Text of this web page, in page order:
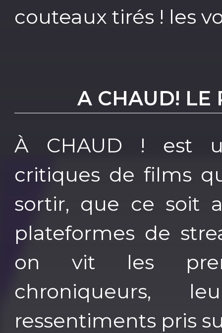
couteaux tirés ! les
A CHAUD! LE
À CHAUD ! est
critiques de films
sortir, que ce soit
plateformes de
on vit les
chroniqueurs,
ressentiments pris